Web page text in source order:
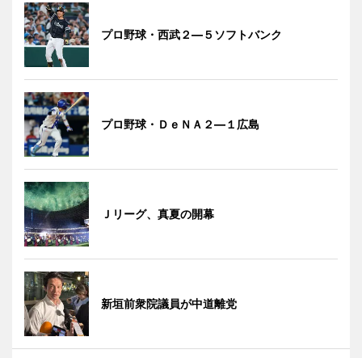
プロ野球・西武２―５ソフトバンク
プロ野球・ＤｅＮＡ２―１広島
Ｊリーグ、真夏の開幕
新垣前衆院議員が中道離党